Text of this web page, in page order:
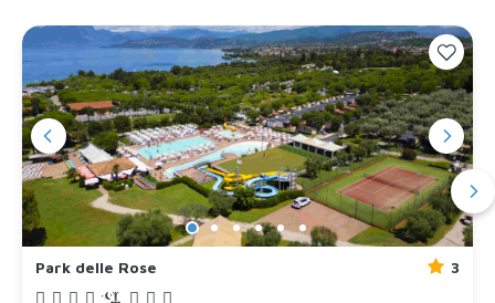
Park delle Rose 3